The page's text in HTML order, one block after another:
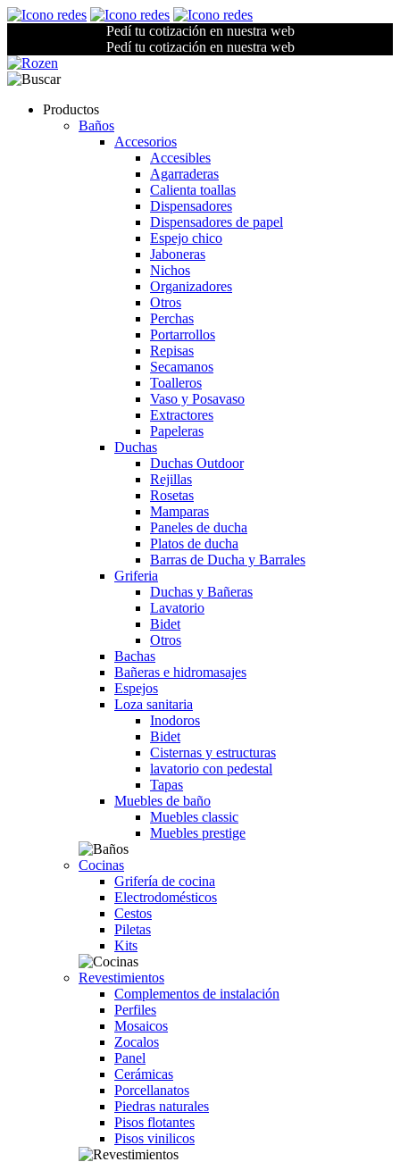
Pedí tu cotización en nuestra web
Pedí tu cotización en nuestra web
Productos
Baños
Accesorios
Accesibles
Agarraderas
Calienta toallas
Dispensadores
Dispensadores de papel
Espejo chico
Jaboneras
Nichos
Organizadores
Otros
Perchas
Portarrollos
Repisas
Secamanos
Toalleros
Vaso y Posavaso
Extractores
Papeleras
Duchas
Duchas Outdoor
Rejillas
Rosetas
Mamparas
Paneles de ducha
Platos de ducha
Barras de Ducha y Barrales
Griferia
Duchas y Bañeras
Lavatorio
Bidet
Otros
Bachas
Bañeras e hidromasajes
Espejos
Loza sanitaria
Inodoros
Bidet
Cisternas y estructuras
lavatorio con pedestal
Tapas
Muebles de baño
Muebles classic
Muebles prestige
Cocinas
Grifería de cocina
Electrodomésticos
Cestos
Piletas
Kits
Revestimientos
Complementos de instalación
Perfiles
Mosaicos
Zocalos
Panel
Cerámicas
Porcellanatos
Piedras naturales
Pisos flotantes
Pisos vinilicos